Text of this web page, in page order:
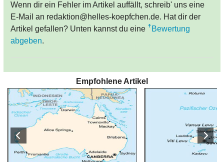
Wenn dir ein Fehler im Artikel auffällt, schreib' uns eine
E-Mail an redaktion@helles-koepfchen.de. Hat dir der
Artikel gefallen? Unten kannst du eine
Bewertung
abgeben.
Empfohlene Artikel